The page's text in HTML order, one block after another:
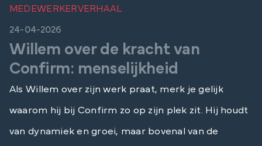
MEDEWERKERVERHAAL
24-04-2026
Willem over de kracht van
Confirm: menselijkheid
Als Willem over zijn werk praat, merk je gelijk
waarom hij bij Confirm zo op zijn plek zit. Hij houdt
van dynamiek en groei, maar bovenal van de